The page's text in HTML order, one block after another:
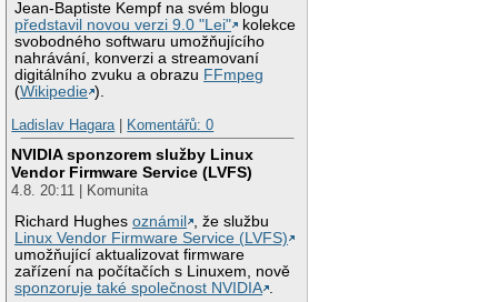
Jean-Baptiste Kempf na svém blogu
představil novou verzi 9.0 "Lei"
kolekce
svobodného softwaru umožňujícího
nahrávání, konverzi a streamovaní
digitálního zvuku a obrazu FFmpeg
(Wikipedie ).
Ladislav Hagara| Komentářů: 0
NVIDIA sponzorem služby Linux
Vendor Firmware Service (LVFS)
4.8. 20:11 | Komunita
Richard Hughesoznámil
, že službu
Linux Vendor Firmware Service (LVFS)
umožňující aktualizovat firmware
zařízení na počítačích s Linuxem, nově
sponzoruje také společnost NVIDIA .